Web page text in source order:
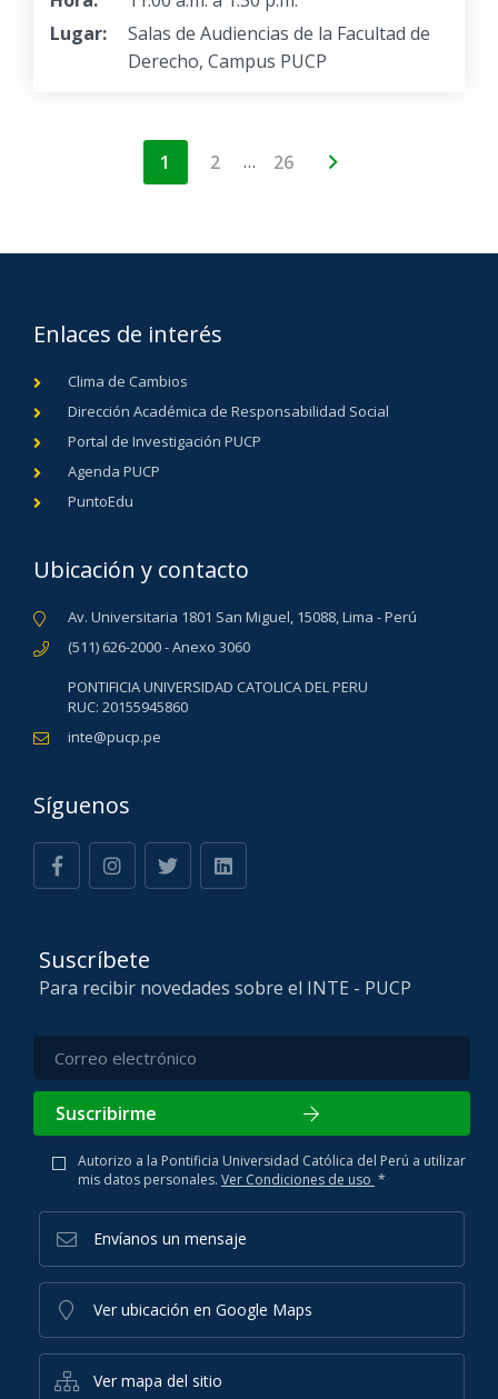
Lugar:
Salas de Audiencias de la Facultad de
Derecho, Campus PUCP
1 2 … 26
Enlaces de interés
Clima de Cambios
Dirección Académica de Responsabilidad Social
Portal de Investigación PUCP
Agenda PUCP
PuntoEdu
Ubicación y contacto
Av. Universitaria 1801 San Miguel, 15088, Lima - Perú
(511) 626-2000 - Anexo 3060
PONTIFICIA UNIVERSIDAD CATOLICA DEL PERU
RUC: 20155945860
inte@pucp.pe
Síguenos
Suscríbete
Para recibir novedades sobre el INTE - PUCP
Suscribirme
Autorizo a la Pontificia Universidad Católica del Perú a utilizar
mis datos personales. Ver Condiciones de uso *
Envíanos un mensaje
Ver ubicación en Google Maps
Ver mapa del sitio